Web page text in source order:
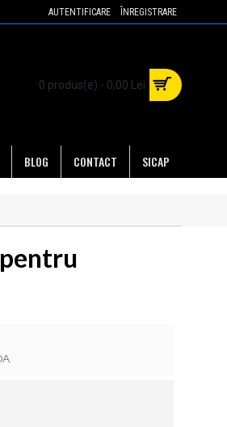
AUTENTIFICARE ÎNREGISTRARE
0 produs(e) - 0,00 Lei
SICAP
CONTACT
BLOG